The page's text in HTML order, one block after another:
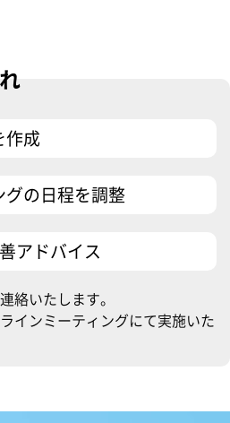
作成
グの日程を調整
アドバイス
絡いたします。
インミーティングにて実施いた